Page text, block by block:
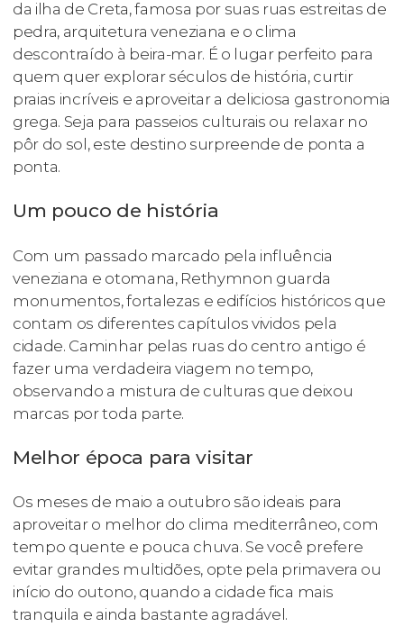
da ilha de Creta, famosa por suas ruas estreitas de
pedra, arquitetura veneziana e o clima
descontraído à beira-mar. É o lugar perfeito para
quem quer explorar séculos de história, curtir
praias incríveis e aproveitar a deliciosa gastronomia
grega. Seja para passeios culturais ou relaxar no
pôr do sol, este destino surpreende de ponta a
ponta.
Um pouco de história
Com um passado marcado pela influência
veneziana e otomana, Rethymnon guarda
monumentos, fortalezas e edifícios históricos que
contam os diferentes capítulos vividos pela
cidade. Caminhar pelas ruas do centro antigo é
fazer uma verdadeira viagem no tempo,
observando a mistura de culturas que deixou
marcas por toda parte.
Melhor época para visitar
Os meses de maio a outubro são ideais para
aproveitar o melhor do clima mediterrâneo, com
tempo quente e pouca chuva. Se você prefere
evitar grandes multidões, opte pela primavera ou
início do outono, quando a cidade fica mais
tranquila e ainda bastante agradável.